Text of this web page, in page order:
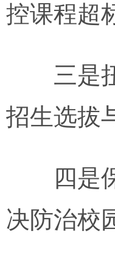
控课程超
三是扭
招生选拔
四是保
决防治校